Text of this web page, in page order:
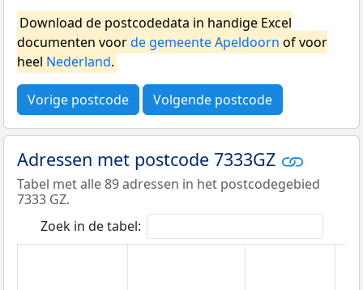
Download de postcodedata in handige Excel
documenten voorde gemeente Apeldoorn of voor
heel Nederland.
Vorige postcode Volgende postcode
Adressen met postcode 7333GZ
Tabel met alle 89 adressen in het postcodegebied
7333 GZ.
Zoek in de tabel: